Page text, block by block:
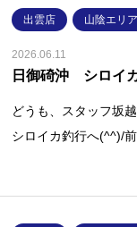
出雲店 山陰エリア
2026.06.11
日御碕沖 シロイ
どうも、スタッフ坂
シロイカ釣行へ(^^)/